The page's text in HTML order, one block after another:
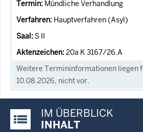
Mündliche Verhandlung
Hauptverfahren (Asyl)
S II
20a K 3167/26.A
Weitere Termininformationen liegen
10.08.2026, nicht vor.
Justiz-Portal im Überblick:
IM ÜBERBLICK
INHALT